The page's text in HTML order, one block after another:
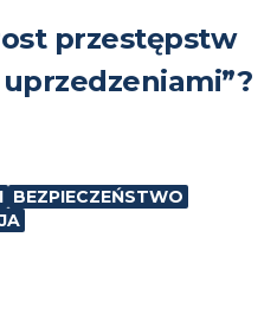
przestępstw
BEZPIECZEŃSTWO